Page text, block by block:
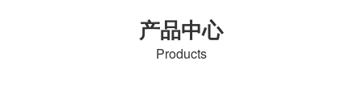
产品中心
Products